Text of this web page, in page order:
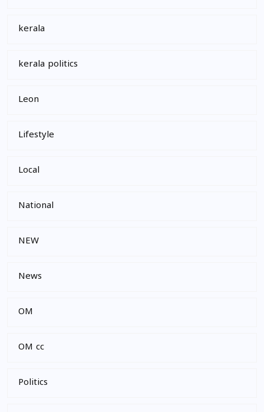
kerala
kerala politics
Leon
Lifestyle
Local
National
NEW
News
OM
OM cc
Politics